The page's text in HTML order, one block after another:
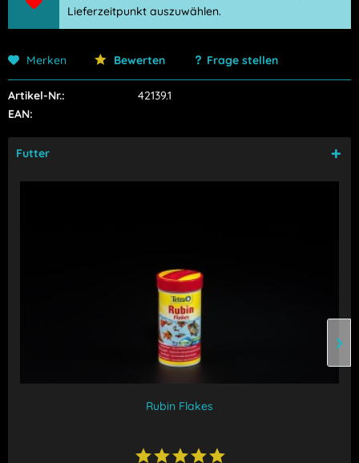
Lieferzeitpunkt auszuwählen.
Merken Bewerten Frage stellen
Artikel-Nr.:
42139.1
EAN:
Futter
Rubin Flakes